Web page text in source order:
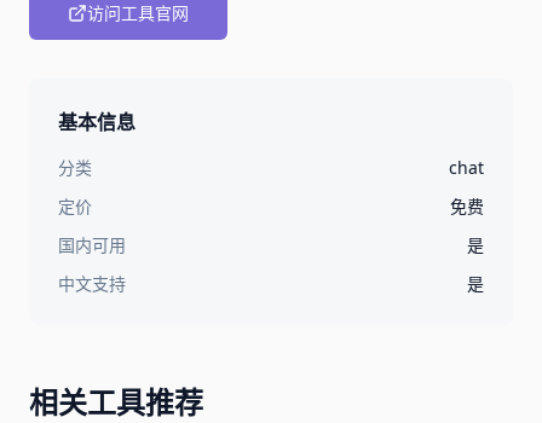
访问工具官网
基本信息
分类
chat
定价
免费
国内可用
是
中文支持
是
相关工具推荐